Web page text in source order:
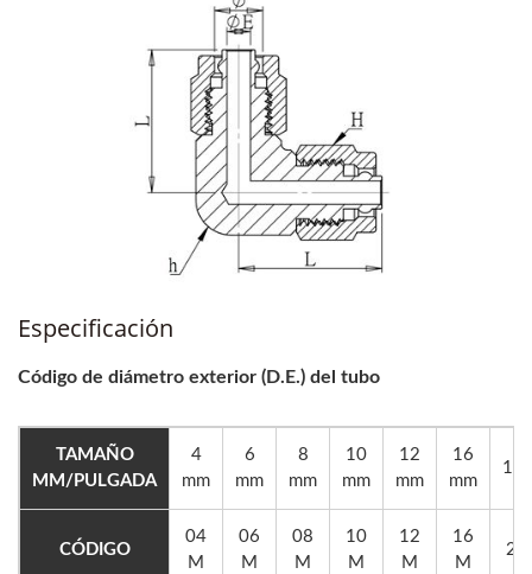
Especificación
Código de diámetro exterior (D.E.) del tubo
TAMAÑO
MM/PULGADA
4
mm
6
mm
8
mm
10
mm
12
mm
16
mm
1/
CÓDIGO
04
M
06
M
08
M
10
M
12
M
16
M
20